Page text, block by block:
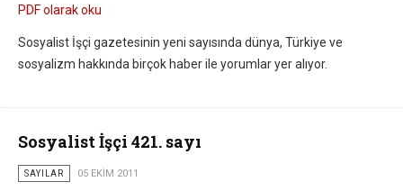
PDF olarak oku
Sosyalist İşçi gazetesinin yeni sayısında dünya, Türkiye ve
sosyalizm hakkında birçok haber ile yorumlar yer alıyor.
Sosyalist İşçi 421. sayı
SAYILAR 05 EKIM 2011